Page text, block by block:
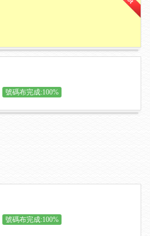
號碼布完成:100%
號碼布完成:100%